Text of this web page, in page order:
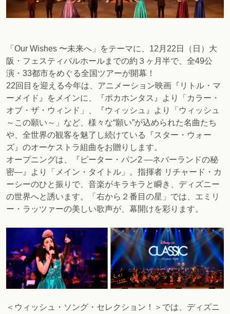
「Our Wishes 〜未来へ」をテーマに、12月22日（日）大
阪・フェスティバルホールまでの約３ヶ月半で、全49公
演・33都市をめぐる全国ツアーが開幕！
22回目を迎える今年は、アニメーション映画『リトル・マ
ーメイド』をメインに、『ポカホンタス』より「カラー・
オブ・ザ・ウィンド」、『ウィッシュ』より「 ウィッシュ
～この願い～ 」など、様々な“願い”が込められた名曲たち
や、全世界の観客を魅了し続けている『スター・ウォー
ズ』のオーケストラ組曲をお贈りします。
オープニングは、『 ピーター・パン2 ―ネバーランドの秘
密― 』より「メイン・タイトル」。指揮者 リチャード・カ
ーシーのひと振りで、音楽がキラキラと瞬き、ディズニー
の世界へと誘います。「右から２番目の星」では、エミリ
ー・ラッツァーの美しい歌声が、幕開けを彩ります。
＜ウィッシュ・ソング・セレクション！＞では、ディズニ